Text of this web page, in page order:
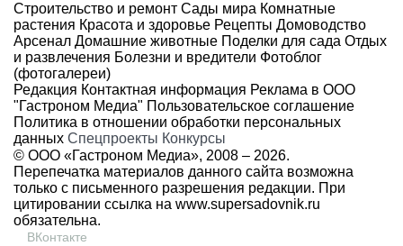
Строительство и ремонт Сады мира Комнатные
растения Красота и здоровье Рецепты Домоводство
Арсенал Домашние животные Поделки для сада Отдых
и развлечения Болезни и вредители Фотоблог
(фотогалереи)
Редакция Контактная информация Реклама в ООО
"Гастроном Медиа" Пользовательское соглашение
Политика в отношении обработки персональных
данных Спецпроекты Конкурсы
© ООО «Гастроном Медиа», 2008 – 2026.
Перепечатка материалов данного сайта возможна
только с письменного разрешения редакции. При
цитировании ссылка на www.supersadovnik.ru
обязательна.
ВКонтакте